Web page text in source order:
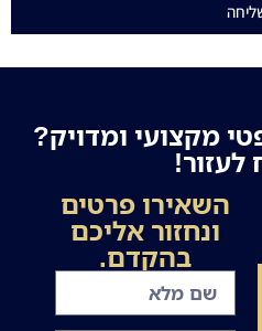
מקצועי ומדויק?
השאירו פרטים
ונחזור אליכם
בהקדם.